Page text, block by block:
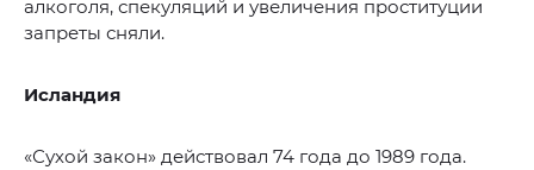
алкоголя, спекуляций и увеличения проституции
запреты сняли.
Исландия
«Сухой закон» действовал 74 года до 1989 года.